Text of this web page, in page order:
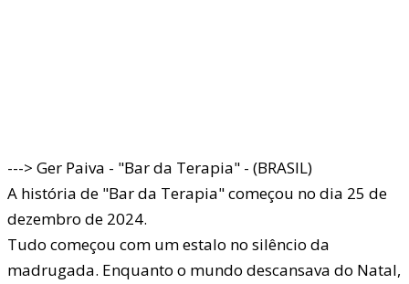
---> Ger Paiva - "Bar da Terapia" - (BRASIL)
A história de "Bar da Terapia" começou no dia 25 de
dezembro de 2024.
Tudo começou com um estalo no silêncio da
madrugada. Enquanto o mundo descansava do Natal,